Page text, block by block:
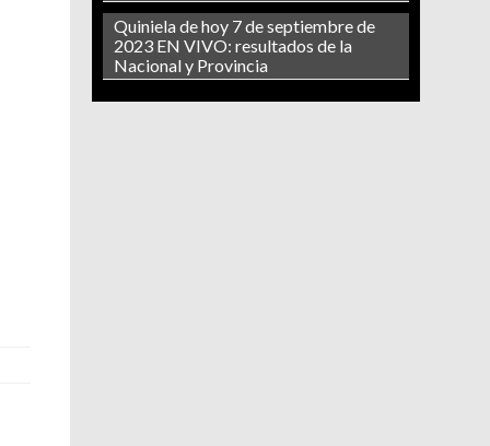
Quiniela de hoy 7 de septiembre de
2023 EN VIVO: resultados de la
Nacional y Provincia